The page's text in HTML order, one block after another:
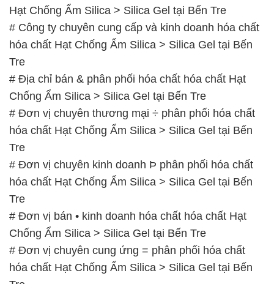
Hạt Chống Ẩm Silica > Silica Gel tại Bến Tre
# Công ty chuyên cung cấp và kinh doanh hóa chất
hóa chất Hạt Chống Ẩm Silica > Silica Gel tại Bến
Tre
# Địa chỉ bán & phân phối hóa chất hóa chất Hạt
Chống Ẩm Silica > Silica Gel tại Bến Tre
# Đơn vị chuyên thương mại ÷ phân phối hóa chất
hóa chất Hạt Chống Ẩm Silica > Silica Gel tại Bến
Tre
# Đơn vị chuyên kinh doanh Þ phân phối hóa chất
hóa chất Hạt Chống Ẩm Silica > Silica Gel tại Bến
Tre
# Đơn vị bán • kinh doanh hóa chất hóa chất Hạt
Chống Ẩm Silica > Silica Gel tại Bến Tre
# Đơn vị chuyên cung ứng = phân phối hóa chất
hóa chất Hạt Chống Ẩm Silica > Silica Gel tại Bến